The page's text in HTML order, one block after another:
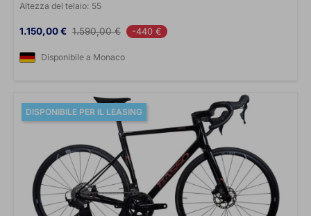
Altezza del telaio: 55
Prezzo
1.150,00 € Prezzo base
1.590,00 € -440 €
Disponibile a Monaco
DISPONIBILE PER IL LEASING